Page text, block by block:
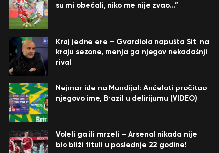
su mi obećali, niko me nije zvao…”
Kraj jedne ere – Gvardiola napušta Siti na
kraju sezone, menja ga njegov nekadašnji
rival
Nejmar ide na Mundijal: Anćeloti pročitao
njegovo ime, Brazil u delirijumu (VIDEO)
Voleli ga ili mrzeli – Arsenal nikada nije
bio bliži tituli u poslednje 22 godine!